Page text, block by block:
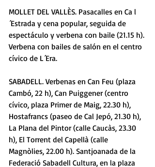
MOLLET DEL VALLÈS. Pasacalles en Ca l
´Estrada y cena popular, seguida de
espectáculo y verbena con baile (21.15 h).
Verbena con bailes de salón en el centro
cívico de L´Era.
SABADELL. Verbenas en Can Feu (plaza
Cambó, 22 h), Can Puiggener (centro
cívico, plaza Primer de Maig, 22.30 h),
Hostafrancs (paseo de Cal Jepó, 21.30 h),
La Plana del Pintor (calle Caucàs, 23.30
h), El Torrent del Capellà (calle
Magnòlies, 22.00 h). Santjoanada de la
Federació Sabadell Cultura, en la plaza